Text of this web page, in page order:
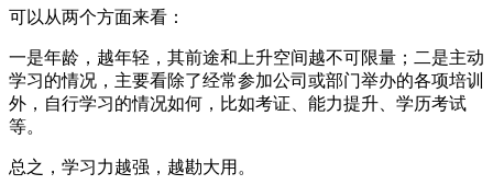
可以从两个方面来看：
一是年龄，越年轻，其前途和上升空间越不可限量；二是主动
学习的情况，主要看除了经常参加公司或部门举办的各项培训
外，自行学习的情况如何，比如考证、能力提升、学历考试
等。
总之，学习力越强，越勘大用。